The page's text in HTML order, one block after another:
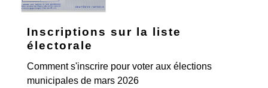
Inscriptions sur la liste
électorale
Comment s'inscrire pour voter aux élections
municipales de mars 2026